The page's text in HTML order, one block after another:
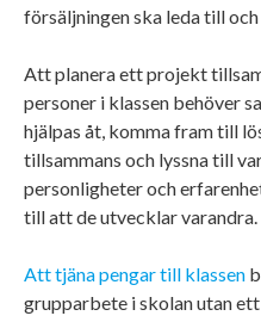
försäljningen ska leda till
Att planera ett projekt
personer i klassen behöver
hjälpas åt, komma fram till
tillsammans och lyssna till
personligheter och
till att de utvecklar varandra.
Att tjäna pengar till klassen
grupparbete i skolan utan